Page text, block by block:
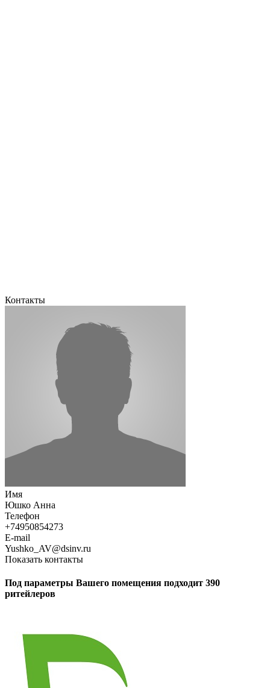
Контакты
Имя
Юшко Анна
Телефон
+74950854273
E-mail
Yushko_AV@dsinv.ru
Показать контакты
Под параметры Вашего помещения подходит 390
ритейлеров